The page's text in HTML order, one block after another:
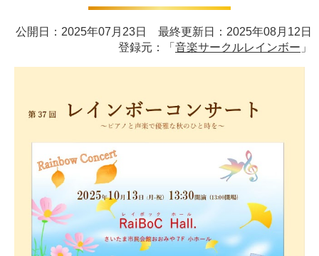
公開日：2025年07月23日 最終更新日：2025年08月12日
登録元：「 音楽サークルレインボー 」